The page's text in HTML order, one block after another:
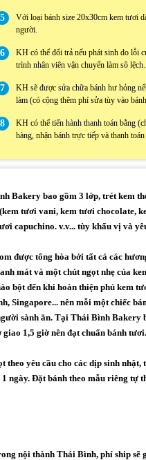
5
Với loại bánh size 20x30cm kem tươi
người.
6
KH có thể đổi trả nếu phát sinh do lỗi
trình nhân viên vận chuyển làm sô lệch.
7
KH sẽ được sửa chữa bánh hư hỏng
làm (có cộng thêm phí sửa tùy vào
8
KH có thể tiến hành thanh toán bằng
hàng, nhận bánh trực tiếp và thanh
Bakery bao gồm 3 lớp, trét kem
tươi vani, kem tươi chocolate,
capuchino. v.v... tùy khẩu vị và
được tổng hòa bởi tất cả các
mát và một chút ngọt nhẹ của
bột đến khi hoàn thiện phủ kem
Singapore... nên mỗi một chiếc
sành ăn. Tại Thái Bình Bakery
1,5 giờ nên đạt chuẩn bánh tươi.
yêu cầu cho các dịp sinh nhật,
ngày. Đặt bánh theo mẫu riêng tự
nội thành Thái Bình, phí ship sẽ